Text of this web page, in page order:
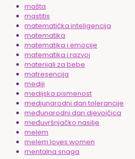
mašta
mastitis
matematička inteligencija
matematika
matematika i emocije
matematika i razvoj
materijali za bebe
matresencija
mediji
medijska pismenost
medjunarodni dan tolerancije
međunarodni dan djevojčica
međuvršnjačko nasilje
melem
melem loves women
mentalna snaga